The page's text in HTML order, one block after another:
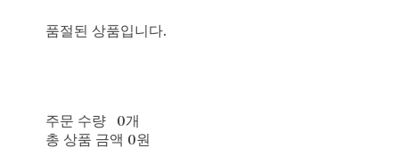
품절된 상품입니다.
주문 수량
0개
총 상품 금액 0원